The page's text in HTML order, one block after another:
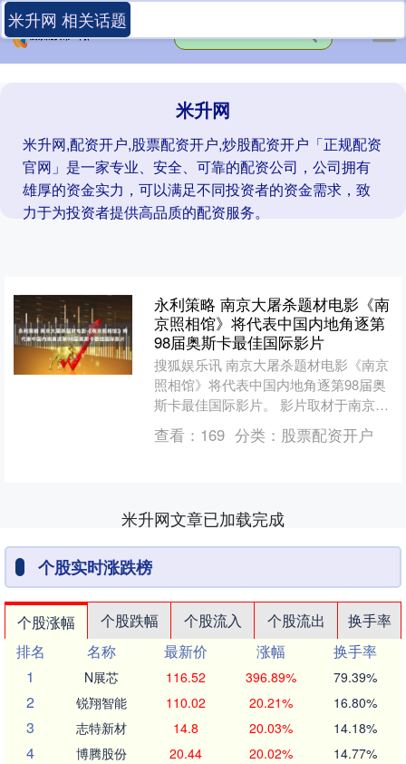
米升网
米升网,配资开户,股票配资开户,炒股配资开户「正规配资
官网」是一家专业、安全、可靠的配资公司，公司拥有
雄厚的资金实力，可以满足不同投资者的资金需求，致
力于为投资者提供高品质的配资服务。
米升网 相关话题
永利策略 南京大屠杀题材电影《南
京照相馆》将代表中国内地角逐第
98届奥斯卡最佳国际影片
搜狐娱乐讯 南京大屠杀题材电影《南京
照相馆》将代表中国内地角逐第98届奥
斯卡最佳国际影片。 影片取材于南京大
屠杀期间日军真实罪证影像，讲述了一
群生活在南京的百姓....
查看： 169 分类： 股票配资开户
米升网文章已加载完成
个股实时涨跌榜
个股涨幅 个股跌幅 个股流入 个股流出
换手率
排名
名称 最新价 涨幅
换手率
1
N展芯 116.52 396.89% 79.39%
2 锐翔智能 110.02 20.21% 16.80%
3 志特新材 14.8 20.03% 14.18%
4 博腾股份 20.44 20.02% 14.77%